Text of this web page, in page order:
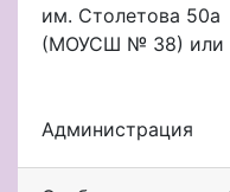
им. Столетова 50а
(МОУСШ № 38) или
Администрация